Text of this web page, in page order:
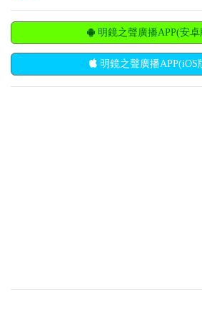
明鏡之聲廣播APP(安卓
明鏡之聲廣播APP(iOS